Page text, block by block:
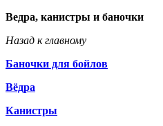
Ведра, канистры и баночки
Назад к главному
Баночки для бойлов
Вёдра
Канистры